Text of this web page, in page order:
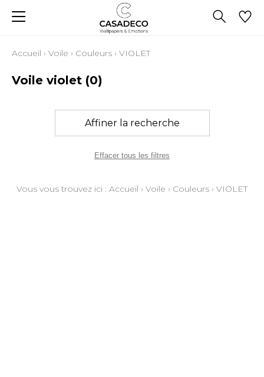
Accueil › Voile › Couleurs › VIOLET
Voile violet (0)
Affiner la recherche
Effacer tous les filtres
Vous vous trouvez ici : Accueil › Voile › Couleurs › VIOLET